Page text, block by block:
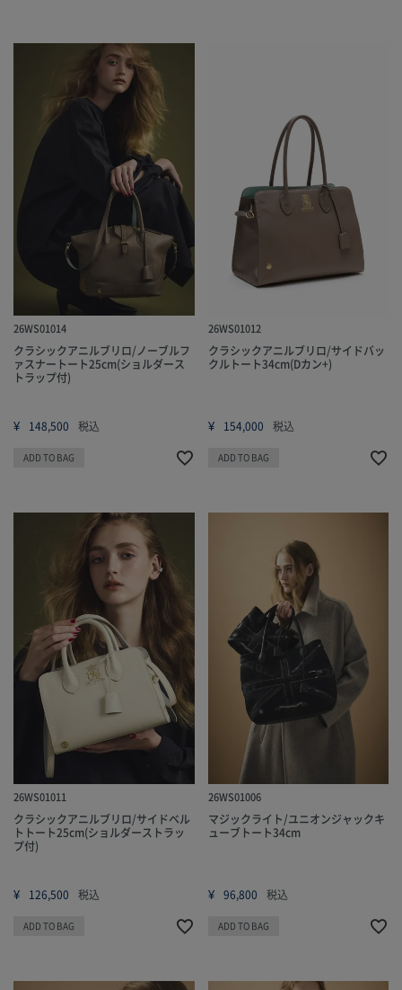
26WS01014
クラシックアニルブリロ/ノーブルフ
ァスナートート25cm(ショルダース
トラップ付)
¥ 148,500 税込
ADD TO BAG
26WS01012
クラシックアニルブリロ/サイドバッ
クルトート34cm(Dカン+)
¥ 154,000 税込
ADD TO BAG
26WS01011
クラシックアニルブリロ/サイドベル
トトート25cm(ショルダーストラッ
プ付)
¥ 126,500 税込
ADD TO BAG
26WS01006
マジックライト/ユニオンジャックキ
ューブトート34cm
¥ 96,800 税込
ADD TO BAG